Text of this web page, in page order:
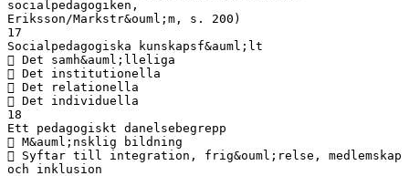
socialpedagogiken,
Eriksson/Markstr&ouml;m, s. 200)
17
Socialpedagogiska kunskapsf&auml;lt
 Det samh&auml;lleliga
 Det institutionella
 Det relationella
 Det individuella
18
Ett pedagogiskt danelsebegrepp
 M&auml;nsklig bildning
 Syftar till integration, frig&ouml;relse, medlemskap
och inklusion